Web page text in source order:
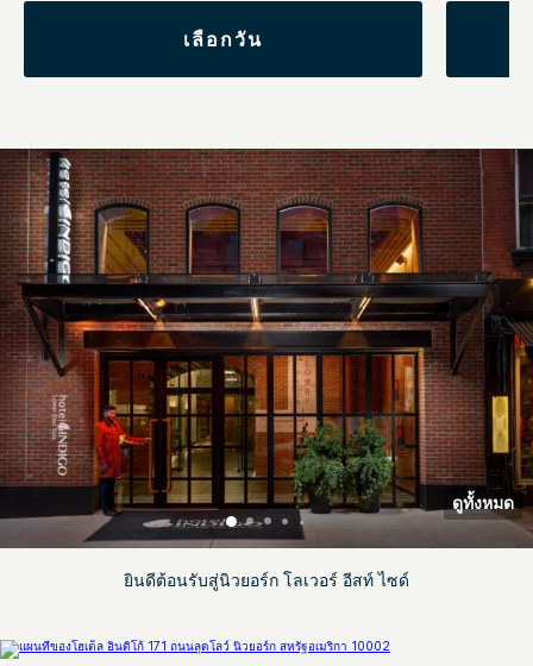
เลือกวัน
ยินดีต้อนรับสู่นิวยอร์ก โลเวอร์ อีสท์ ไซด์
ดูทั้งหมด